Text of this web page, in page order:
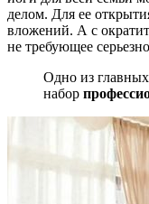
делом. Для ее
вложений. А с
не требующее
Одно из
набор